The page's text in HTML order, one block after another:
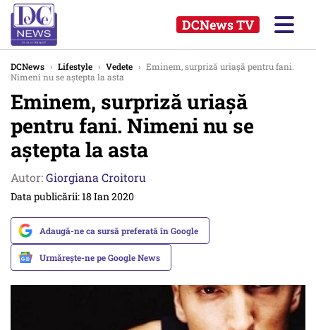
DCNews TV
DCNews › Lifestyle › Vedete › Eminem, surpriză uriașă pentru fani.
Nimeni nu se aștepta la asta
Eminem, surpriză uriașă
pentru fani. Nimeni nu se
aștepta la asta
Autor:Giorgiana Croitoru
Data publicării: 18 Ian 2020
Adaugă-ne ca sursă preferată în Google
Urmărește-ne pe Google News